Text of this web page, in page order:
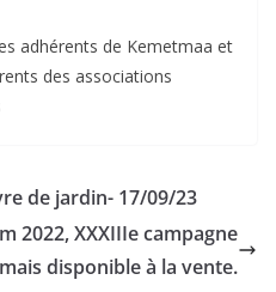
adhérents de Kemetmaa et
des associations
de jardin- 17/09/23
2022, XXXIIIe campagne
disponible à la vente.